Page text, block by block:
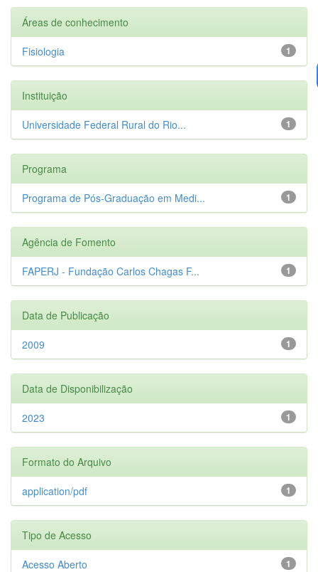
Áreas de conhecimento
1
Fisiologia
Instituição
1
Universidade Federal Rural do Rio...
Programa
1
Programa de Pós-Graduação em Medi...
Agência de Fomento
1
FAPERJ - Fundação Carlos Chagas F...
Data de Publicação
1
2009
Data de Disponibilização
1
2023
Formato do Arquivo
1
application/pdf
Tipo de Acesso
1
Acesso Aberto